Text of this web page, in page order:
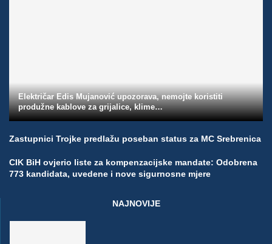
Električar Edis Mujanović upozorava, nemojte koristiti
produžne kablove za grijalice, klime…
Zastupnici Trojke predlažu poseban status za MC Srebrenica
CIK BiH ovjerio liste za kompenzacijske mandate: Odobrena
773 kandidata, uvedene i nove sigurnosne mjere
NAJNOVIJE